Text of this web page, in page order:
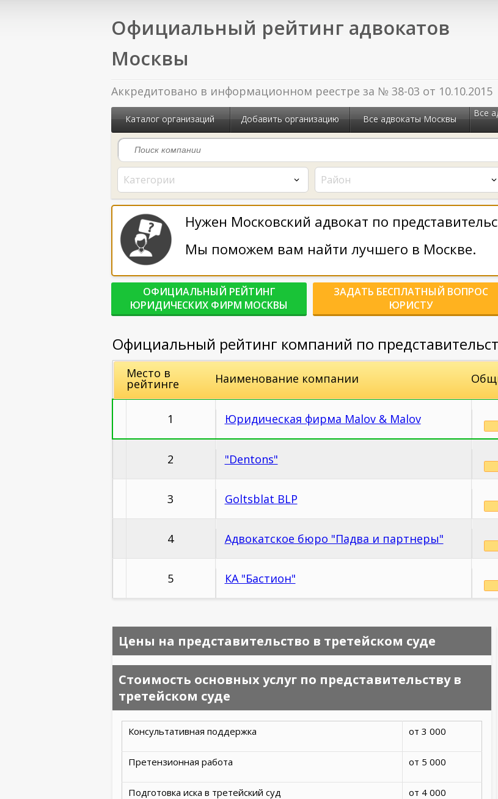
Официальный рейтинг адвокатов
Москвы
Аккредитовано в информационном реестре за № 38-03 от 10.10.2015
Каталог организаций Добавить организацию Все адвокаты Москвы
Все
Категории Район
Нужен Московский адвокат по
Мы поможем вам найти лучшего в Москве.
ОФИЦИАЛЬНЫЙ РЕЙТИНГ
ЮРИДИЧЕСКИХ ФИРМ МОСКВЫ
ЗАДАТЬ БЕСПЛАТНЫЙ ВОПРОС
ЮРИСТУ
Официальный рейтинг компаний по
Место в
рейтинге Наименование компании
1 Юридическая фирма Malov & Malov
2 "Dentons"
3 Goltsblat BLP
4 Адвокатское бюро "Падва и партнеры"
5 КА "Бастион"
Цены на представительство в третейском суде
Стоимость основных услуг по представительству в
третейском суде
Консультативная поддержка от 3 000
Претензионная работа от 5 000
Подготовка иска в третейский суд от 4 000